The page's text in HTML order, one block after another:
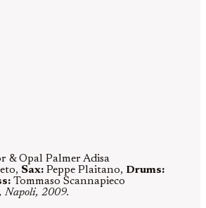
& Opal Palmer Adisa
Sax: Peppe Plaitano, Drums:
Tommaso Scannapieco
Napoli, 2009.